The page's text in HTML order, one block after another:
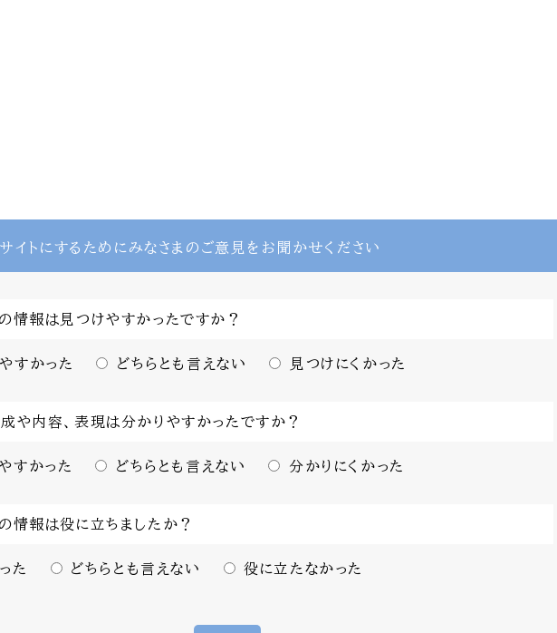
イトにするために みなさまのご意見をお聞かせください
情報は見つけやすかったですか？
すかった どちらとも言えない 見つけにくかった
や内容、表現は分かりやすかったですか？
すかった どちらとも言えない 分かりにくかった
情報は役に立ちましたか？
た どちらとも言えない 役に立たなかった